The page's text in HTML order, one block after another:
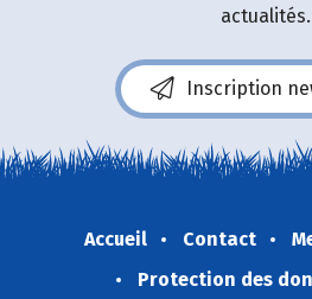
actualités.
Inscription
Accueil Contact
Protection des